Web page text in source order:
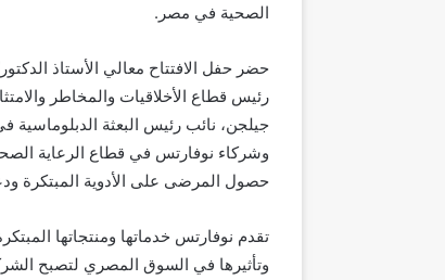
الصحية في مصر.
حضر حفل الافتتاح معالي الأستاذ
رئيس قطاع الأخلاقيات والمخاطر
جيلجن، نائب رئيس البعثة
وشركاء نوفارتس في قطاع الرعاية
حصول المرضى على الأدوية المبتكرة
وتأثيرها في السوق المصري لتصبح